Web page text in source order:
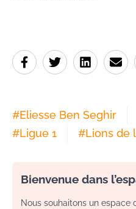
#Eliesse Ben Seghir
#Ligue 1 #Lions de
Bienvenue dans
Nous souhaitons un espace